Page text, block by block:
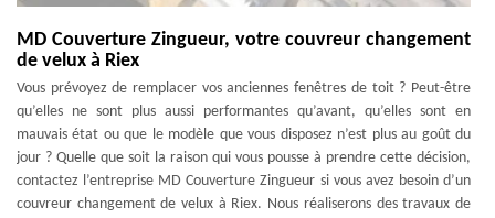
MD Couverture Zingueur, votre couvreur changement
de velux à Riex
Vous prévoyez de remplacer vos anciennes fenêtres de toit ? Peut-être
qu’elles ne sont plus aussi performantes qu’avant, qu’elles sont en
mauvais état ou que le modèle que vous disposez n’est plus au goût du
jour ? Quelle que soit la raison qui vous pousse à prendre cette décision,
contactez l’entreprise MD Couverture Zingueur si vous avez besoin d’un
couvreur changement de velux à Riex. Nous réaliserons des travaux de